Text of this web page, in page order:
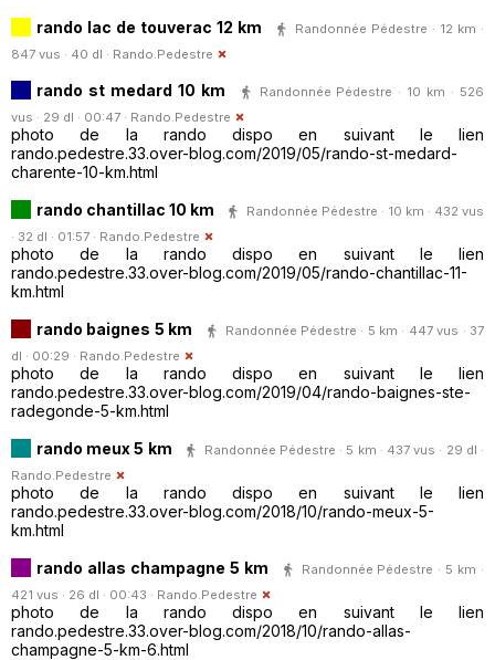
rando lac de touverac 12 km
Randonnée Pédestre · 12 km ·
847 vus · 40 dl · Rando.Pedestre
rando st medard 10 km
Randonnée Pédestre · 10 km · 526
vus · 29 dl · 00:47 · Rando.Pedestre
photo de la rando dispo en suivant le lien
rando.pedestre.33.over-blog.com/2019/05/rando-st-medard-
charente-10-km.html
rando chantillac 10 km
Randonnée Pédestre · 10 km · 432 vus
· 32 dl · 01:57 · Rando.Pedestre
photo de la rando dispo en suivant le lien
rando.pedestre.33.over-blog.com/2019/05/rando-chantillac-11-
km.html
rando baignes 5 km
Randonnée Pédestre · 5 km · 447 vus · 37
dl · 00:29 · Rando.Pedestre
photo de la rando dispo en suivant le lien
rando.pedestre.33.over-blog.com/2019/04/rando-baignes-ste-
radegonde-5-km.html
rando meux 5 km
Randonnée Pédestre · 5 km · 437 vus · 29 dl ·
Rando.Pedestre
photo de la rando dispo en suivant le lien
rando.pedestre.33.over-blog.com/2018/10/rando-meux-5-
km.html
rando allas champagne 5 km
Randonnée Pédestre · 5 km ·
421 vus · 26 dl · 00:43 · Rando.Pedestre
photo de la rando dispo en suivant le lien
rando.pedestre.33.over-blog.com/2018/10/rando-allas-
champagne-5-km-6.html